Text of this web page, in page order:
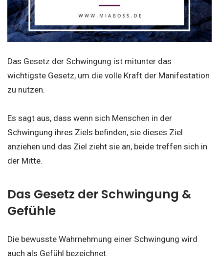
Das Gesetz der Schwingung ist mitunter das
wichtigste Gesetz, um die volle Kraft der Manifestation
zu nutzen.
Es sagt aus, dass wenn sich Menschen in der
Schwingung ihres Ziels befinden, sie dieses Ziel
anziehen und das Ziel zieht sie an, beide treffen sich in
der Mitte.
Das Gesetz der Schwingung &
Gefühle
Die bewusste Wahrnehmung einer Schwingung wird
auch als Gefühl bezeichnet.